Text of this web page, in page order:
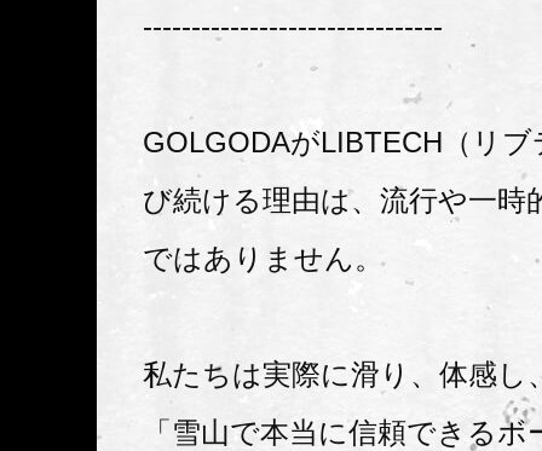
-------------------------------
GOLGODAがLIBTECH（リ
び続ける理由は、流行や一時
ではありません。
私たちは実際に滑り、体感し
「雪山で本当に信頼できる